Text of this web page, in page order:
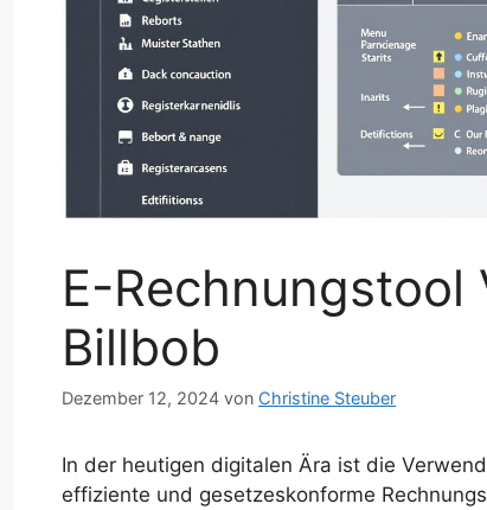
E-Rechnungstool
Billbob
Dezember 12, 2024 von Christine Steuber
In der heutigen digitalen Ära ist die
effiziente und gesetzeskonforme